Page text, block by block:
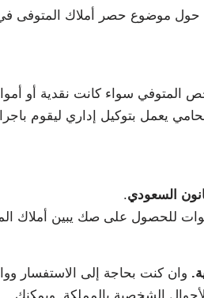
حول موضوع حصر أملاك المتوفى
المتوفي سواء كانت نقدية أو
يعمل بتوكيل إداري ليقوم
السعودي.
للحصول على صك يبين أملاك
وان كنت بحاجة إلى الاستفسار